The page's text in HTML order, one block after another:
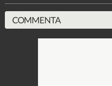
COMMENTA